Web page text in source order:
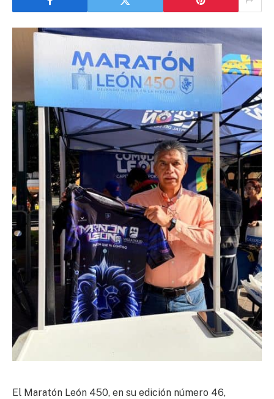
El Maratón León 450, en su edición número 46,